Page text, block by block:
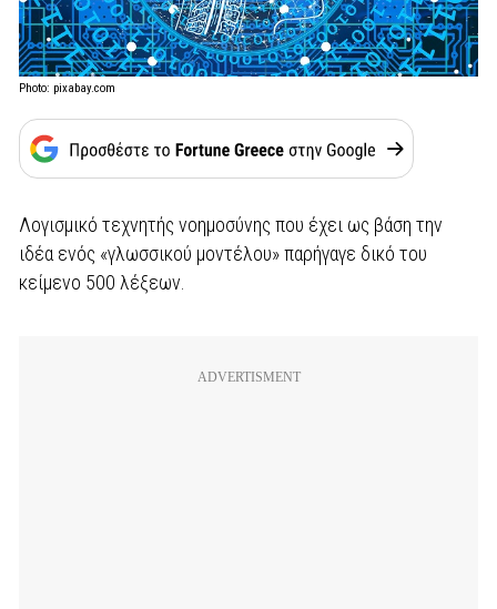
Photo: pixabay.com
Λογισμικό τεχνητής νοημοσύνης που έχει ως βάση την
ιδέα ενός «γλωσσικού μοντέλου» παρήγαγε δικό του
κείμενο 500 λέξεων.